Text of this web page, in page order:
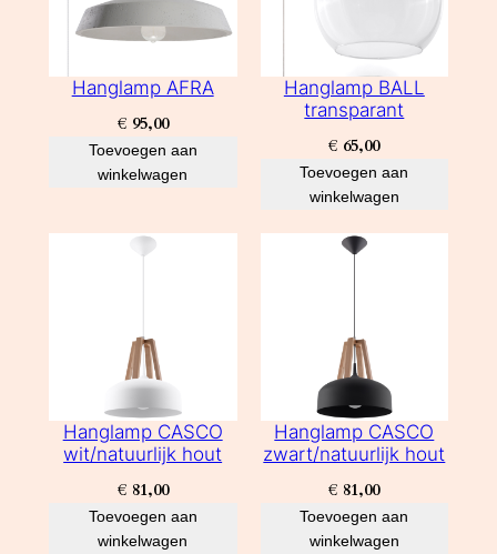
Hanglamp AFRA
€ 95,00
Toevoegen aan
winkelwagen
Hanglamp BALL
transparant
€ 65,00
Toevoegen aan
winkelwagen
Hanglamp CASCO
wit/natuurlijk hout
€ 81,00
Toevoegen aan
winkelwagen
Hanglamp CASCO
zwart/natuurlijk hout
€ 81,00
Toevoegen aan
winkelwagen